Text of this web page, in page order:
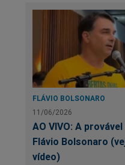
FLÁVIO BOLSONARO
11/06/2026
AO VIVO: A
Flávio Bolsonaro
vídeo)